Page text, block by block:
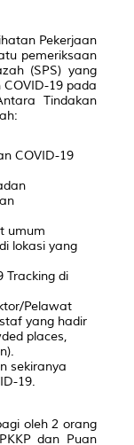
Pekerjaan
pemeriksaan
(SPS) yang
19 pada
Tindakan
COVID-19
umum
lokasi yang
Tracking di
Pelawat
yang hadir
places,
sekiranya
19.
oleh 2 orang
dan Puan